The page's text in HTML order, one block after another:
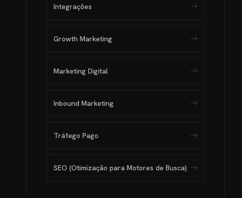
Integrações
Growth Marketing
Marketing Digital
Inbound Marketing
Tráfego Pago
SEO (Otimização para Motores de Busca)